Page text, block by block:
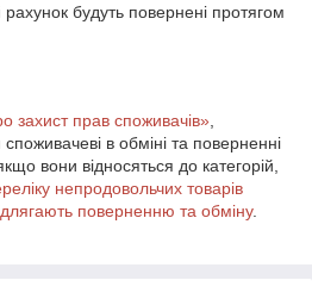
будуть повернені протягом
захист прав споживачів»
в обміні та поверненні
вони відносяться до категорій,
непродовольчих товарів
поверненню та обміну.